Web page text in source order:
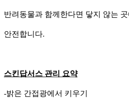
반려동물과 함께한다면 닿지 않는 곳
안전합니다.
스킨답서스 관리 요약
-밝은 간접광에서 키우기